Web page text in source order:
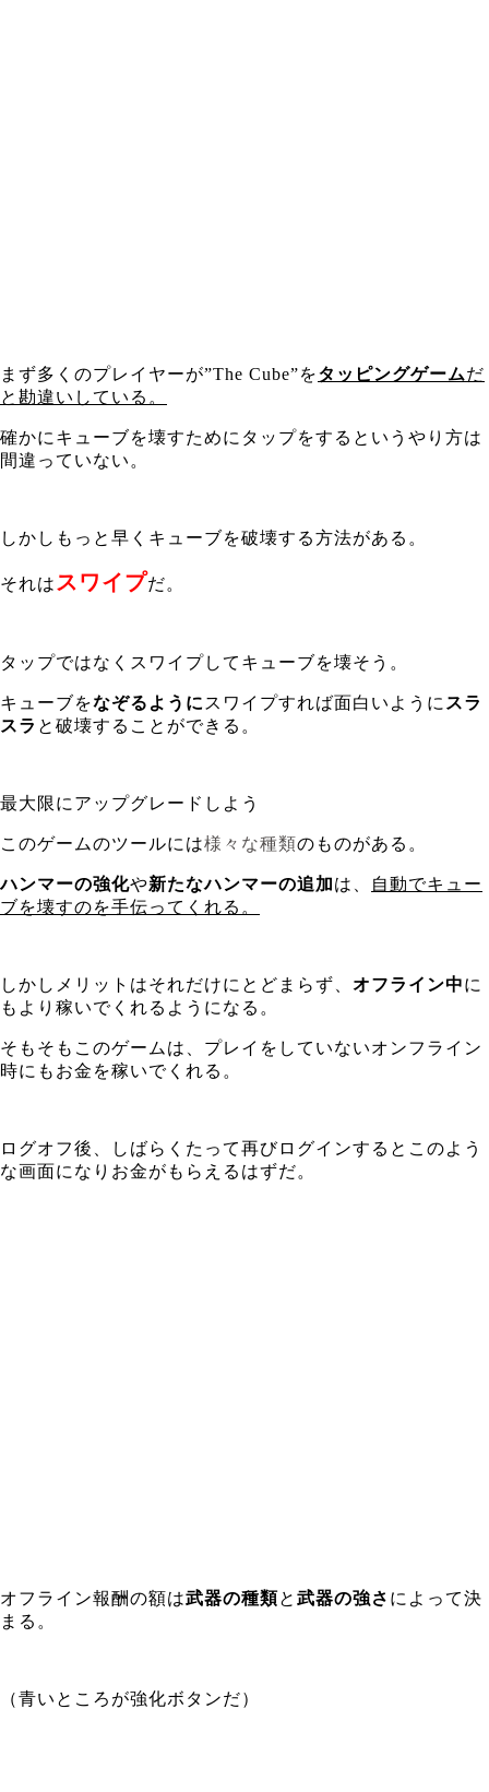
まず多くのプレイヤーが”The Cube”をタッピングゲームだ
と勘違いしている。
確かにキューブを壊すためにタップをするというやり方は
間違っていない。
しかしもっと早くキューブを破壊する方法がある。
それは スワイプだ。
タップではなくスワイプしてキューブを壊そう。
キューブをなぞるように スワイプすれば面白いように スラ
スラ と破壊することができる。
最大限にアップグレードしよう
このゲームのツールには様々な種類のものがある。
ハンマーの強化や新たなハンマーの追加は、
自動でキュー
ブを壊すのを手伝ってくれる。
しかしメリットはそれだけにとどまらず、 オフライン中に
もより稼いでくれるようになる。
そもそもこのゲームは、プレイをしていないオンフライン
時にもお金を稼いでくれる。
ログオフ後、しばらくたって再びログインするとこのよう
な画面になりお金がもらえるはずだ。
オフライン報酬の額は武器の種類と 武器の強さ によって決
まる。
（青いところが強化ボタンだ）